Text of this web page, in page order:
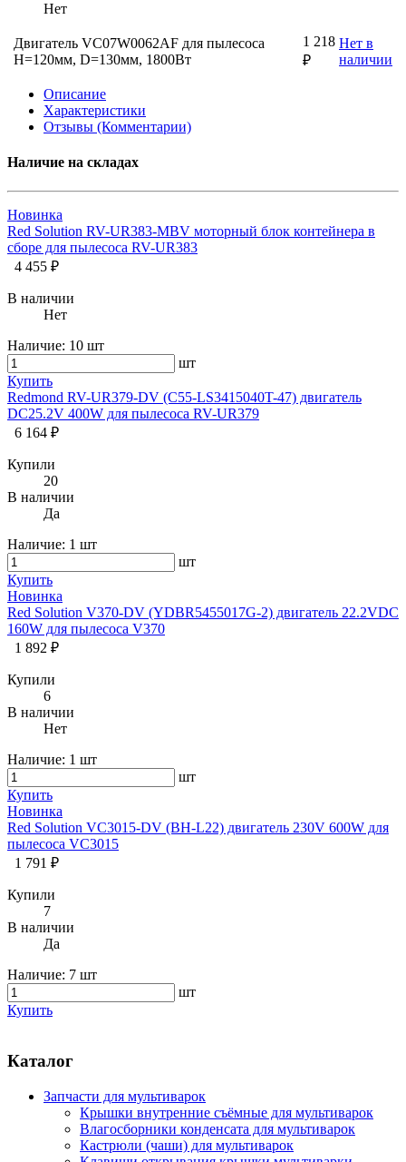
Нет
Двигатель VC07W0062AF для пылесоса
H=120мм, D=130мм, 1800Вт
1 218
₽
Нет в
наличии
Описание
Характеристики
Отзывы (Комментарии)
Наличие на складах
Новинка
Red Solution RV-UR383-MBV моторный блок контейнера в
сборе для пылесоса RV-UR383
4 455 ₽
В наличии
Нет
Наличие: 10 шт
шт
Купить
Redmond RV-UR379-DV (C55-LS3415040T-47) двигатель
DC25.2V 400W для пылесоса RV-UR379
6 164 ₽
Купили
20
В наличии
Да
Наличие: 1 шт
шт
Купить
Новинка
Red Solution V370-DV (YDBR5455017G-2) двигатель 22.2VDC
160W для пылесоса V370
1 892 ₽
Купили
6
В наличии
Нет
Наличие: 1 шт
шт
Купить
Новинка
Red Solution VC3015-DV (BH-L22) двигатель 230V 600W для
пылесоса VC3015
1 791 ₽
Купили
7
В наличии
Да
Наличие: 7 шт
шт
Купить
Каталог
Запчасти для мультиварок
Крышки внутренние съёмные для мультиварок
Влагосборники конденсата для мультиварок
Кастрюли (чаши) для мультиварок